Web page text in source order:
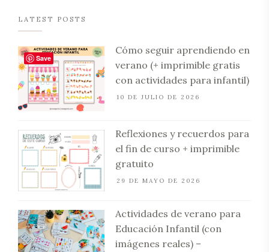
LATEST POSTS
Cómo seguir aprendiendo en
verano (+ imprimible gratis
con actividades para infantil)
10 DE JULIO DE 2026
Reflexiones y recuerdos para
el fin de curso + imprimible
gratuito
29 DE MAYO DE 2026
Actividades de verano para
Educación Infantil (con
imágenes reales) –
Save